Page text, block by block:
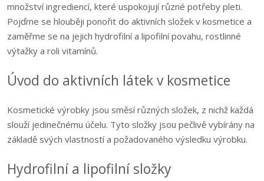
množství ingrediencí, které uspokojují různé potřeby pleti.
Pojďme se hlouběji ponořit do aktivních složek v kosmetice a
zaměřme se na jejich hydrofilní a lipofilní povahu, rostlinné
výtažky a roli vitamínů.
Úvod do aktivních látek v kosmetice
Kosmetické výrobky jsou směsí různých složek, z nichž každá
slouží jedinečnému účelu. Tyto složky jsou pečlivě vybírány na
základě svých vlastností a požadovaného výsledku výrobku.
Hydrofilní a lipofilní složky